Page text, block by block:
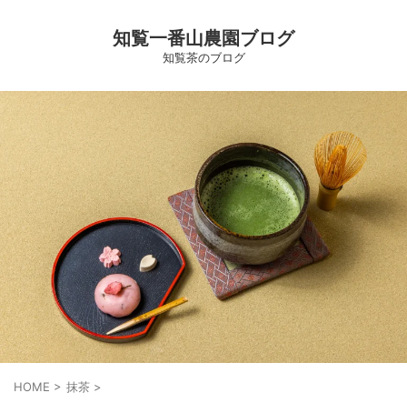
知覧一番山農園ブログ
知覧茶のブログ
HOME > 抹茶 >